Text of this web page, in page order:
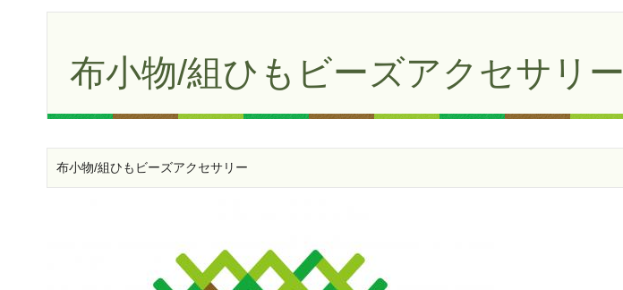
布小物/組ひもビーズアクセサリー
布小物/組ひもビーズアクセサリー